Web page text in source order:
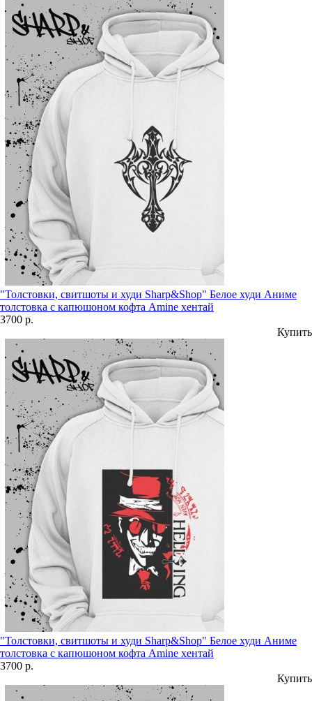
"Толстовки, свитшоты и худи Sharp&Shop" Белое худи Аниме
толстовка с капюшоном кофта Amine хентай
3700 р.
Купить
"Толстовки, свитшоты и худи Sharp&Shop" Белое худи Аниме
толстовка с капюшоном кофта Amine хентай
3700 р.
Купить